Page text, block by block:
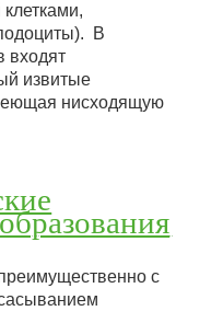
В
входят
извитые
нисходящую
с